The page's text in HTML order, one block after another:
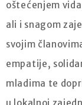
oštećenjem
ali i snagom
svojim
empatije,
mladima te